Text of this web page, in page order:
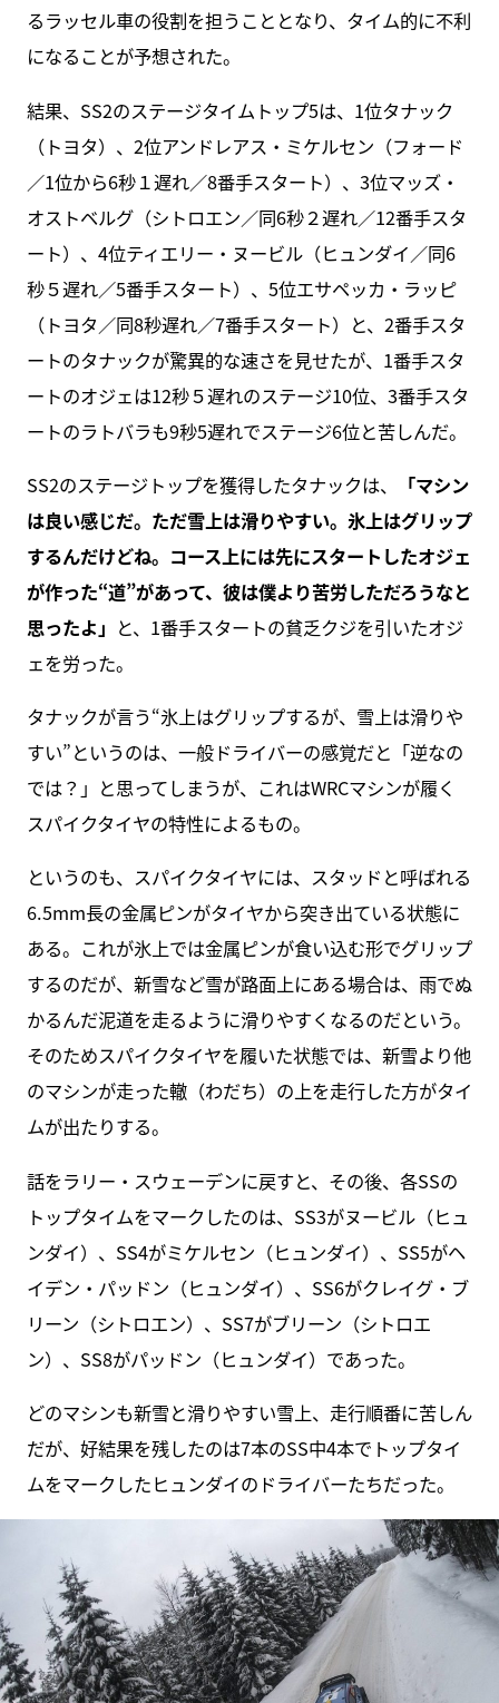
るラッセル車の役割を担うこととなり、タイム的に不利
になることが予想された。
結果、SS2のステージタイムトップ5は、1位タナック
（トヨタ）、2位アンドレアス・ミケルセン（フォード
／1位から6秒１遅れ／8番手スタート）、3位マッズ・
オストベルグ（シトロエン／同6秒２遅れ／12番手スタ
ート）、4位ティエリー・ヌービル（ヒュンダイ／同6
秒５遅れ／5番手スタート）、5位エサペッカ・ラッピ
（トヨタ／同8秒遅れ／7番手スタート）と、2番手スタ
ートのタナックが驚異的な速さを見せたが、1番手スタ
ートのオジェは12秒５遅れのステージ10位、3番手スタ
ートのラトバラも9秒5遅れでステージ6位と苦しんだ。
SS2のステージトップを獲得したタナックは、
「マシン
は良い感じだ。ただ雪上は滑りやすい。氷上はグリップ
するんだけどね。コース上には先にスタートしたオジェ
が作った“道”があって、彼は僕より苦労しただろうなと
思ったよ」 と、1番手スタートの貧乏クジを引いたオジ
ェを労った。
タナックが言う“氷上はグリップするが、雪上は滑りや
すい”というのは、一般ドライバーの感覚だと「逆なの
では？」と思ってしまうが、これはWRCマシンが履く
スパイクタイヤの特性によるもの。
というのも、スパイクタイヤには、スタッドと呼ばれる
6.5mm長の金属ピンがタイヤから突き出ている状態に
ある。これが氷上では金属ピンが食い込む形でグリップ
するのだが、新雪など雪が路面上にある場合は、雨でぬ
かるんだ泥道を走るように滑りやすくなるのだという。
そのためスパイクタイヤを履いた状態では、新雪より他
のマシンが走った轍（わだち）の上を走行した方がタイ
ムが出たりする。
話をラリー・スウェーデンに戻すと、その後、各SSの
トップタイムをマークしたのは、SS3がヌービル（ヒュ
ンダイ）、SS4がミケルセン（ヒュンダイ）、SS5がヘ
イデン・パッドン（ヒュンダイ）、SS6がクレイグ・ブ
リーン（シトロエン）、SS7がブリーン（シトロエ
ン）、SS8がパッドン（ヒュンダイ）であった。
どのマシンも新雪と滑りやすい雪上、走行順番に苦しん
だが、好結果を残したのは7本のSS中4本でトップタイ
ムをマークしたヒュンダイのドライバーたちだった。